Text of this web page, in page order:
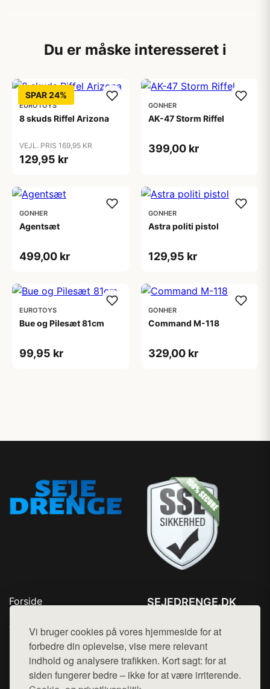
Vi bruger cookies på vores hjemmeside for at
forbedre din oplevelse, vise mere relevant
indhold og analysere trafikken. Kort sagt: for at
siden fungerer bedre – ikke for at være irriterende.
Du er måske interesseret i
SPAR 24%
EUROTOYS
8 skuds Riffel Arizona
VEJL. PRIS 169,95 KR
129,95 kr
GONHER
AK-47 Storm Riffel
399,00 kr
GONHER
Agentsæt
499,00 kr
GONHER
Astra politi pistol
129,95 kr
EUROTOYS
Bue og Pilesæt 81cm
99,95 kr
GONHER
Command M-118
329,00 kr
Forside
Top Rabatter
Kontakt
SEJEDRENGE.DK
Mail: hej@want.dk
Cookie- og privatlivspolitik